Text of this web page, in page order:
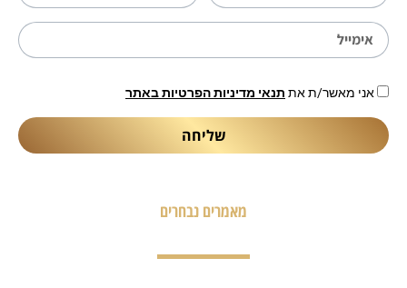
אני מאשר/ת את תנאי מדיניות הפרטיות באתר
שליחה
מאמרים נבחרים